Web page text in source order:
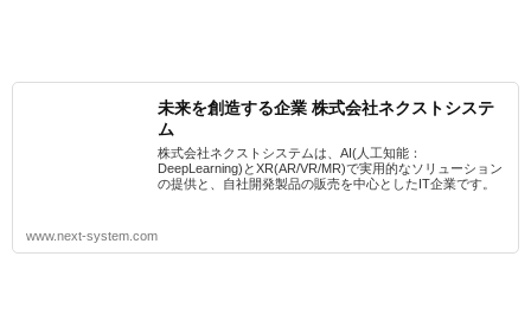
未来を創造する企業 株式会社ネクストシステ
ム
株式会社ネクストシステムは、AI(人工知能：
DeepLearning)とXR(AR/VR/MR)で実用的なソリューション
の提供と、自社開発製品の販売を中心としたIT企業です。
www.next-system.com